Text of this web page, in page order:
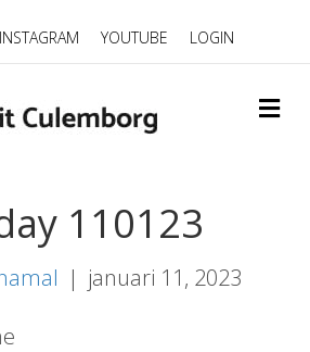
INSTAGRAM YOUTUBE LOGIN
M
E
110123
| januari 11, 2023